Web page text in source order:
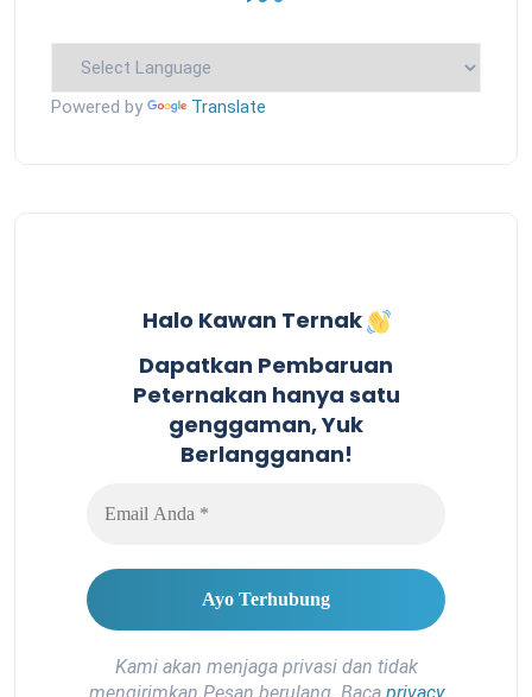
Powered by Translate
Halo Kawan Ternak
Dapatkan Pembaruan
Peternakan hanya satu
genggaman, Yuk
Berlangganan!
Kami akan menjaga privasi dan tidak